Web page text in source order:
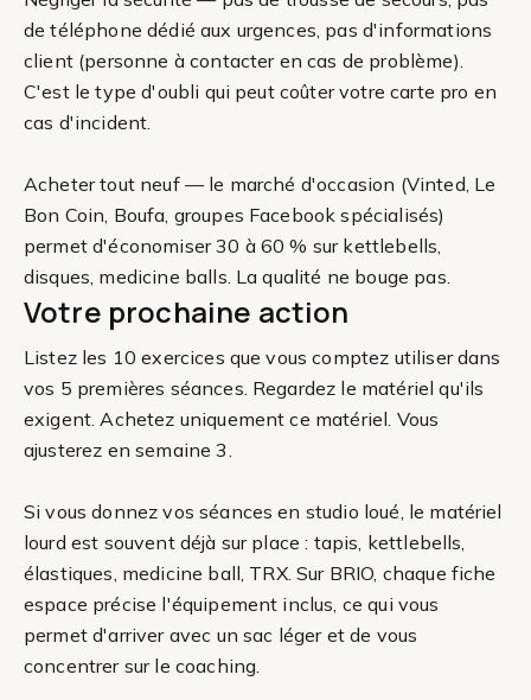
de téléphone dédié aux urgences, pas d'informations
client (personne à contacter en cas de problème).
C'est le type d'oubli qui peut coûter votre carte pro en
cas d'incident.
Acheter tout neuf — le marché d'occasion (Vinted, Le
Bon Coin, Boufa, groupes Facebook spécialisés)
permet d'économiser 30 à 60 % sur kettlebells,
disques, medicine balls. La qualité ne bouge pas.
Votre prochaine action
Listez les 10 exercices que vous comptez utiliser dans
vos 5 premières séances. Regardez le matériel qu'ils
exigent. Achetez uniquement ce matériel. Vous
ajusterez en semaine 3.
Si vous donnez vos séances en studio loué, le matériel
lourd est souvent déjà sur place : tapis, kettlebells,
élastiques, medicine ball, TRX. Sur BRIO, chaque fiche
espace précise l'équipement inclus, ce qui vous
permet d'arriver avec un sac léger et de vous
concentrer sur le coaching.